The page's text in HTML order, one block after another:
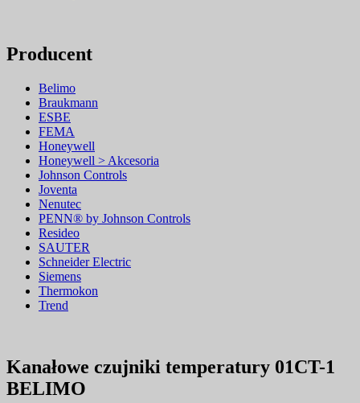
Producent
Belimo
Braukmann
ESBE
FEMA
Honeywell
Honeywell > Akcesoria
Johnson Controls
Joventa
Nenutec
PENN® by Johnson Controls
Resideo
SAUTER
Schneider Electric
Siemens
Thermokon
Trend
Kanałowe czujniki temperatury 01CT-1
BELIMO